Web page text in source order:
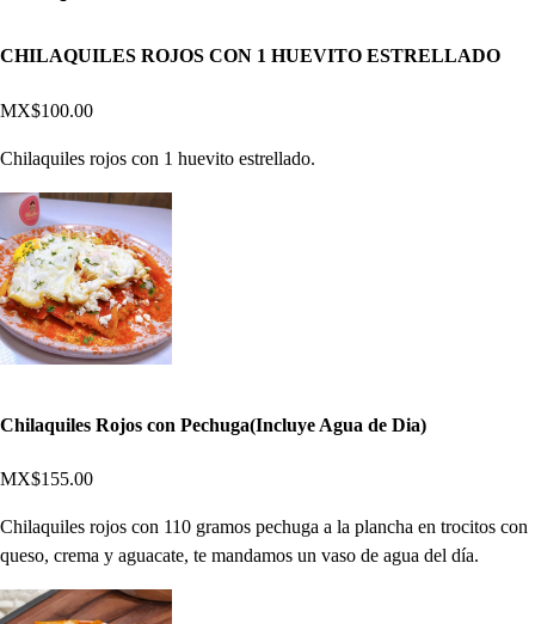
CHILAQUILES ROJOS CON 1 HUEVITO ESTRELLADO
MX$100.00
Chilaquiles rojos con 1 huevito estrellado.
Chilaquiles Rojos con Pechuga(Incluye Agua de Dia)
MX$155.00
Chilaquiles rojos con 110 gramos pechuga a la plancha en trocitos con
queso, crema y aguacate, te mandamos un vaso de agua del día.